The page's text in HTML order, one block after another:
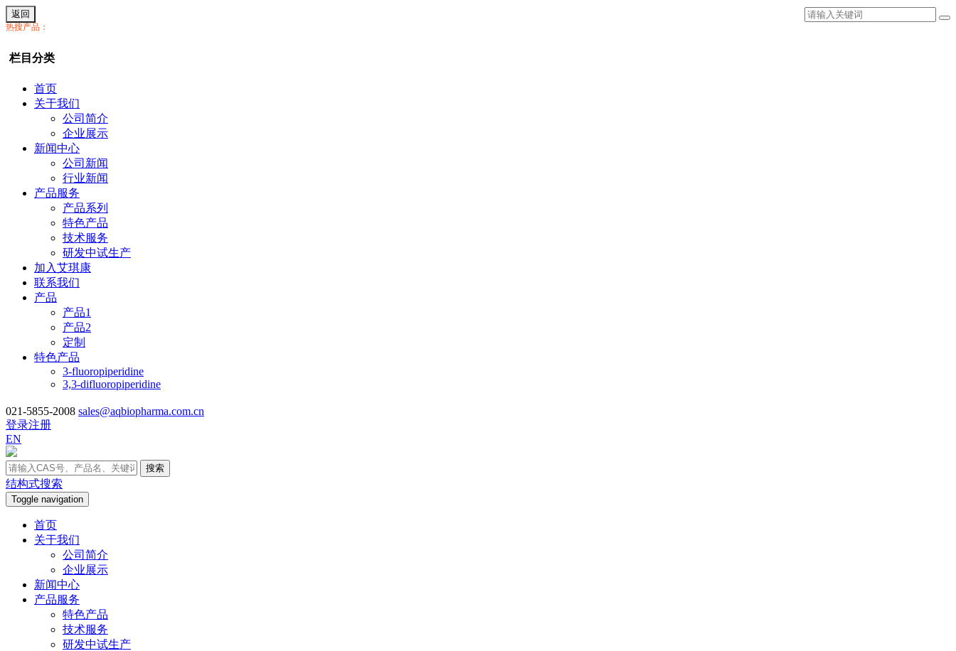
返回
热搜产品：
栏目分类
首页
关于我们
公司简介
企业展示
新闻中心
公司新闻
行业新闻
产品服务
产品系列
特色产品
技术服务
研发中试生产
加入艾琪康
联系我们
产品
产品1
产品2
定制
特色产品
3-fluoropiperidine
3,3-difluoropiperidine
021-5855-2008 sales@aqbiopharma.com.cn
登录注册
EN
搜索
结构式搜索
Toggle navigation
首页
关于我们
公司简介
企业展示
新闻中心
产品服务
特色产品
技术服务
研发中试生产